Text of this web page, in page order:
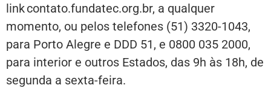
link contato.fundatec.org.br, a qualquer
momento, ou pelos telefones (51) 3320-1043,
para Porto Alegre e DDD 51, e 0800 035 2000,
para interior e outros Estados, das 9h às 18h, de
segunda a sexta-feira.